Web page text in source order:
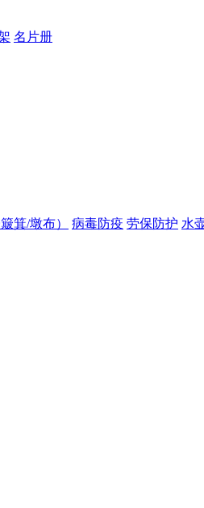
名片册
箕/墩布） 病毒防疫 劳保防护 水